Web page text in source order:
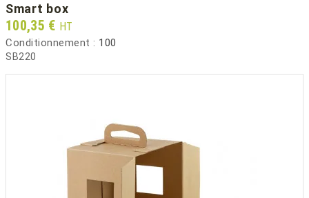
smart box
Prix
100,35 € HT
Conditionnement : 100
SB220